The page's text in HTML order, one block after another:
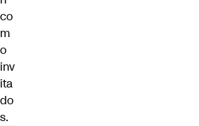
co
m
o
inv
ita
do
s.